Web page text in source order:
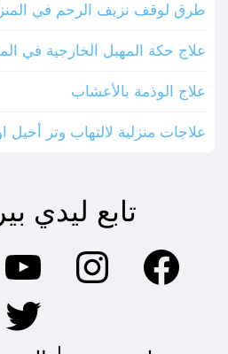
طرق لوقف نزيف الرحم في
علاج حكة المهبل الخارجية في
علاج الوذمة بالأعشاب
علاجات منزلية لالتهاب وتر أخيل
تابع ليدي